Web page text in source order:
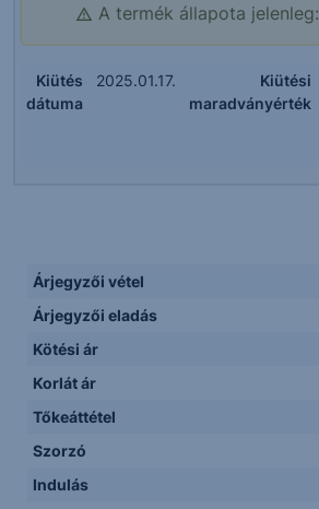
A termék állapota jelenleg:
Kiütés
dátuma
2025.01.17.
Kiütési
maradványérték
Árjegyzői vétel
Árjegyzői eladás
Kötési ár
Korlát ár
Tőkeáttétel
Szorzó
Indulás